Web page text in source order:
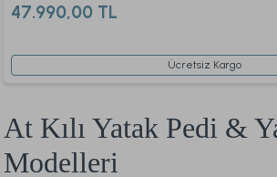
47.990,00 TL
Ücretsiz Kargo
At Kılı Yatak Pedi &
Modelleri